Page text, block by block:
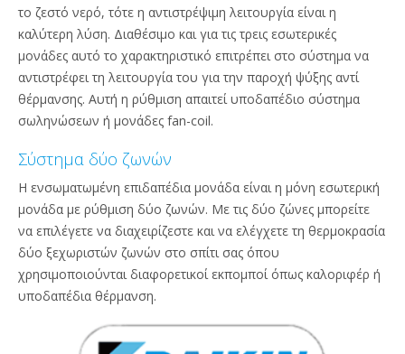
το ζεστό νερό, τότε η αντιστρέψιμη λειτουργία είναι η
καλύτερη λύση. Διαθέσιμο και για τις τρεις εσωτερικές
μονάδες αυτό το χαρακτηριστικό επιτρέπει στο σύστημα να
αντιστρέφει τη λειτουργία του για την παροχή ψύξης αντί
θέρμανσης. Αυτή η ρύθμιση απαιτεί υποδαπέδιο σύστημα
σωληνώσεων ή μονάδες fan-coil.
Σύστημα δύο ζωνών
Η ενσωματωμένη επιδαπέδια μονάδα είναι η μόνη εσωτερική
μονάδα με ρύθμιση δύο ζωνών. Με τις δύο ζώνες μπορείτε
να επιλέγετε να διαχειρίζεστε και να ελέγχετε τη θερμοκρασία
δύο ξεχωριστών ζωνών στο σπίτι σας όπου
χρησιμοποιούνται διαφορετικοί εκπομποί όπως καλοριφέρ ή
υποδαπέδια θέρμανση.